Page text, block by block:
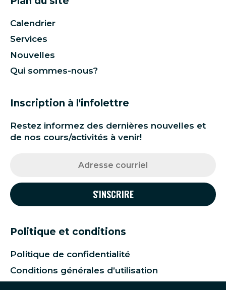
Calendrier
Services
Nouvelles
Qui sommes-nous?
Inscription à l'infolettre
Restez informez des dernières nouvelles et
de nos cours/activités à venir!
Politique et conditions
Politique de confidentialité
Conditions générales d’utilisation